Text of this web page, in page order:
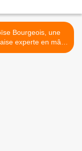
Bourgeois, une
experte en mât
chinois >